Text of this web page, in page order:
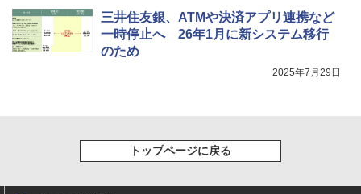
三井住友銀、ATMや決済アプリ連携など
一時停止へ 26年1月に新システム移行
のため
2025年7月29日
トップページに戻る